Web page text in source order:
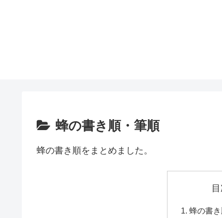
蜂の書き順・筆順
蜂の書き順をまとめました。
蜂の書